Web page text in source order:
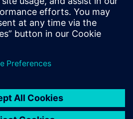
계층이 귀사의 팹 운영에 어떤 가
아보세요.